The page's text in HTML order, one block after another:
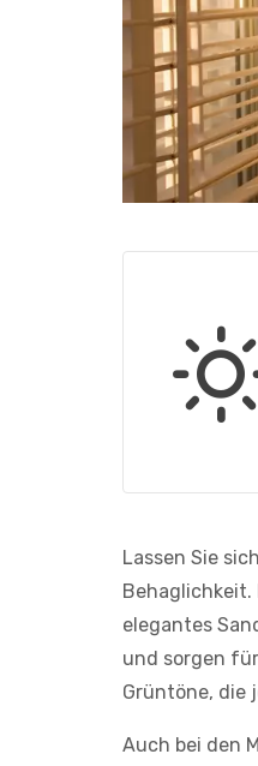
Lassen Sie
Behaglichkeit.
elegantes
und sorgen
Grüntöne, die
Auch bei den